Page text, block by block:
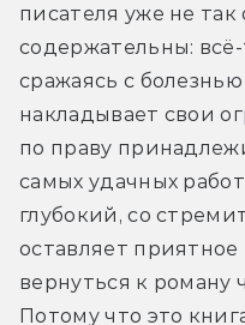
писателя уже не
содержательны:
сражаясь с
накладывает свои
по праву
самых удачных
глубокий, со
оставляет
вернуться к роману
Потому что это